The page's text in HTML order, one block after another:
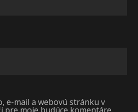
e-mail a webovú stránku v